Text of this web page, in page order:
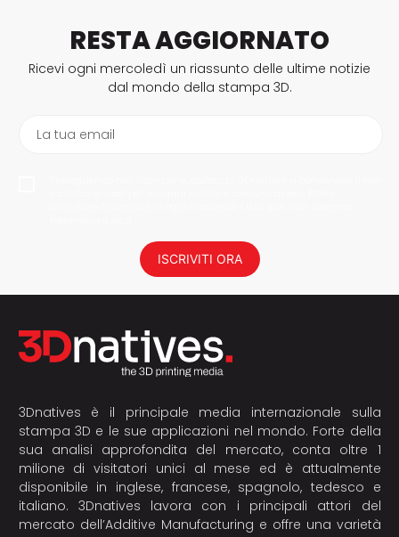
RESTA AGGIORNATO
Ricevi ogni mercoledì un riassunto delle ultime notizie
dal mondo della stampa 3D.
La tua email
ISCRIVITI ORA
3Dnatives è il principale media internazionale sulla
stampa 3D e le sue applicazioni nel mondo. Forte della
sua analisi approfondita del mercato, conta oltre 1
milione di visitatori unici al mese ed è attualmente
disponibile in inglese, francese, spagnolo, tedesco e
italiano. 3Dnatives lavora con i principali attori del
mercato dell’Additive Manufacturing e offre una varietà